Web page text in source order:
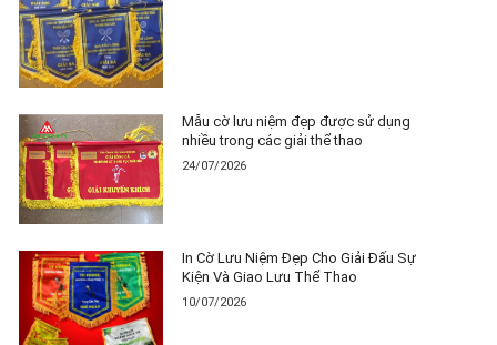
Mẫu cờ lưu niệm đẹp được sử dụng
nhiều trong các giải thể thao
24/07/2026
In Cờ Lưu Niệm Đẹp Cho Giải Đấu Sự
Kiện Và Giao Lưu Thể Thao
10/07/2026